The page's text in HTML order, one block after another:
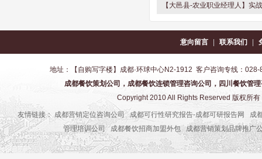
【大邑县-农业职业经理人】实战培训-
意向留言 联系我们
地址：【自购写字楼】成都·环球中心N2-1912 客户咨询专线：
成都餐饮策划公司，成都餐饮连锁管理咨询公司，四川餐饮管
Copyright 2010 All Rights Reserved 版权所
友情链接： 成都营销定位咨询公司 成都可行性研究报告-成都可研报告网
成
管理培训公司
成都餐饮招商加盟外包 成都营销策划品牌推广